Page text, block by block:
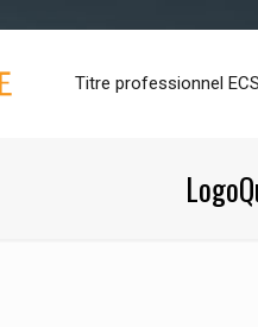
Titre professionnel